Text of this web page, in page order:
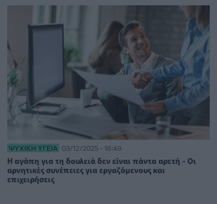
ΨΥΧΙΚΉ ΥΓΕΊΑ 03/12/2025 - 16:49
Η αγάπη για τη δουλειά δεν είναι πάντα αρετή - Οι
αρνητικές συνέπειες για εργαζόμενους και
επιχειρήσεις